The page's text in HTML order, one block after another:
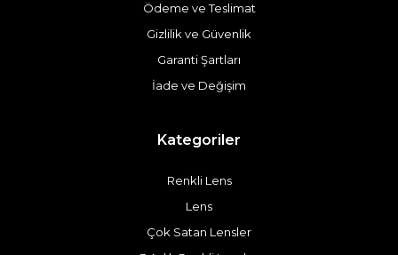
Ödeme ve Teslimat
Gizlilik ve Güvenlik
Garanti Şartları
İade ve Değişim
Kategoriler
Renkli Lens
Lens
Çok Satan Lensler